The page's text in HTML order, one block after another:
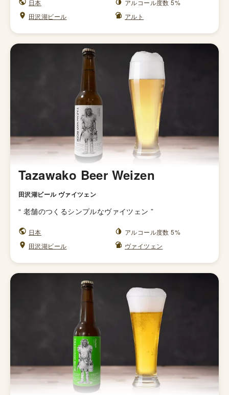
日本
アルコール度数 5%
田沢湖ビール
アルト
Tazawako Beer Weizen
田沢湖ビール ヴァイツェン
“ 老舗のつくるシンプルなヴァイツェン ”
日本
アルコール度数 5%
田沢湖ビール
ヴァイツェン